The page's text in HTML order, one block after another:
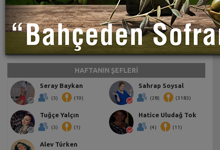
HAFTANIN ŞEFLERİ
Seray Baykan
(3) (19)
Sahrap Soysal
(28) (3183)
Tuğçe Yalçın
(3) (1)
Hatice Uludağ Tok
(4) (11)
Alev Türken